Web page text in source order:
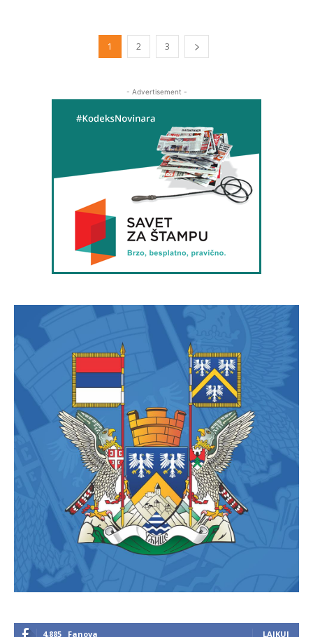
1 2 3
- Advertisement -
4,885 Fanova LAJKUJ